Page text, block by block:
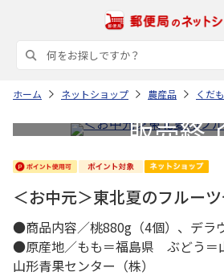
ホーム ネットショップ 農産品 くだ
＜お中元＞東北夏のフルー
●商品内容／桃880g（4個）、デラ
●原産地／もも＝福島県 ぶどう＝
山形青果センター（株）